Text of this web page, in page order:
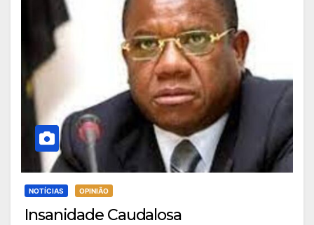
NOTÍCIAS OPINIÃO
Insanidade Caudalosa